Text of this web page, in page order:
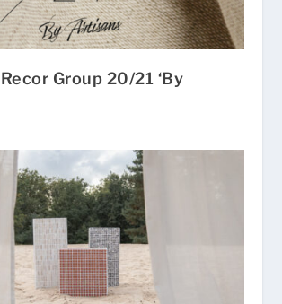
Group 20/21 ‘By